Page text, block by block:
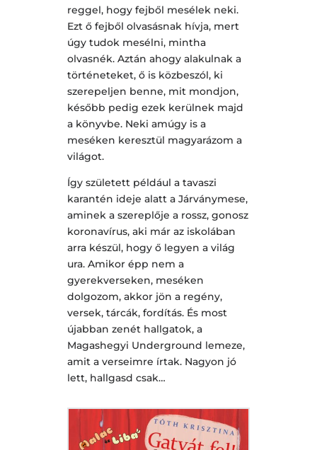
reggel, hogy fejből mesélek neki.
Ezt ő fejből olvasásnak hívja, mert
úgy tudok mesélni, mintha
olvasnék. Aztán ahogy alakulnak a
történeteket, ő is közbeszól, ki
szerepeljen benne, mit mondjon,
később pedig ezek kerülnek majd
a könyvbe. Neki amúgy is a
meséken keresztül magyarázom a
világot.
Így született például a tavaszi
karantén ideje alatt a Járványmese,
aminek a szereplője a rossz, gonosz
koronavírus, aki már az iskolában
arra készül, hogy ő legyen a világ
ura. Amikor épp nem a
gyerekverseken, meséken
dolgozom, akkor jön a regény,
versek, tárcák, fordítás. És most
újabban zenét hallgatok, a
Magashegyi Underground lemeze,
amit a verseimre írtak. Nagyon jó
lett, hallgasd csak…